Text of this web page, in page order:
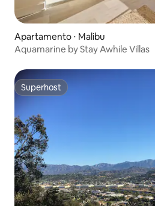
Apartamento ⋅ Malibu
Aquamarine by Stay Awhile Villas
Superhost
Superhost